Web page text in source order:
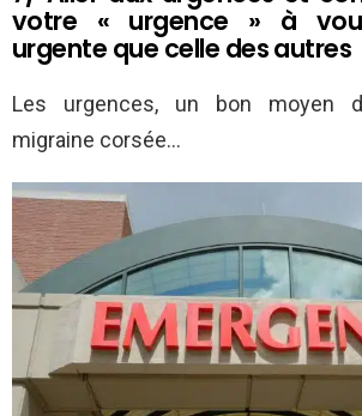
votre « urgence » à
urgente que celle des autres
Les urgences, un bon moyen
migraine corsée…